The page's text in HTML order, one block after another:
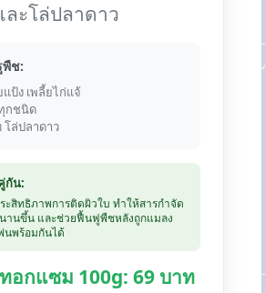
ละโล่ปลาดาว
พืช:
แป้ง เพลี้ยไก่แจ้
กชนิด
ล่ปลาดาว
กัน:
ะสิทธิภาพการติดผิวใบ ทำให้สารกำจัด
านขึ้น และช่วยฟื้นฟูพืชหลังถูกแมลง
นพร้อมกันได้
อกแซม 100g: 69 บาท